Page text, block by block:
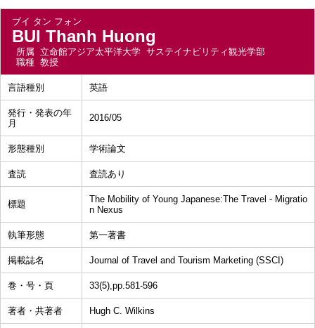
ブイ タン フォン
BUI Thanh Huong
所属 立命館アジア太平洋大学 サステイナビリティ観光学部
職種 教授
言語種別 英語
発行・発表の年
月
2016/05
形態種別 学術論文
査読 査読あり
標題
The Mobility of Young Japanese:The Travel - Migratio
n Nexus
執筆形態 第一著書
掲載誌名 Journal of Travel and Tourism Marketing (SSCI)
巻・号・頁 33(5),pp.581-596
著者・共著者 Hugh C. Wilkins